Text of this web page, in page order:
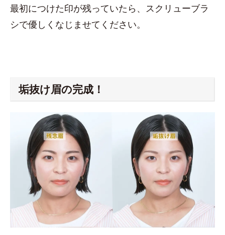
最初につけた印が残っていたら、スクリューブラ
シで優しくなじませてください。
垢抜け眉の完成！